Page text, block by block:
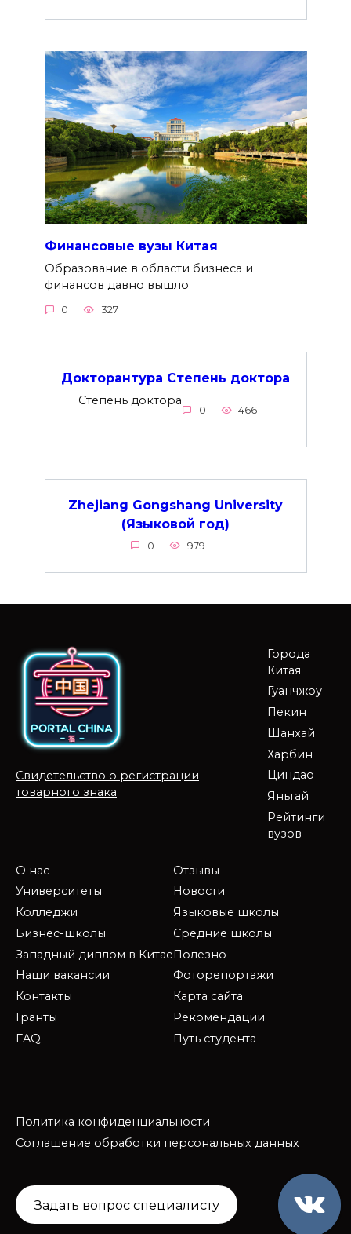
Финансовые вузы Китая
Образование в области бизнеса и
финансов давно вышло
0 327
Докторантура Степень доктора
Степень доктора
0 466
Zhejiang Gongshang University
(Языковой год)
0 979
Свидетельство о регистрации
товарного знака
Города
Китая
Гуанчжоу
Пекин
Шанхай
Харбин
Циндао
Яньтай
Рейтинги
вузов
О нас
Университеты
Колледжи
Бизнес-школы
Западный диплом в Китае
Наши вакансии
Контакты
Гранты
FAQ
Отзывы
Новости
Языковые школы
Средние школы
Полезно
Фоторепортажи
Карта сайта
Рекомендации
Путь студента
Политика конфиденциальности
Соглашение обработки персональных данных
Задать вопрос специалисту